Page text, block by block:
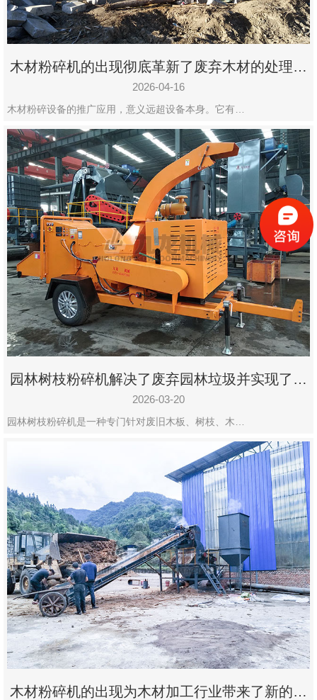
木材粉碎机的出现彻底革新了废弃木材的处理模
式
2026-04-16
木材粉碎设备的推广应用，意义远超设备本身。它有…
园林树枝粉碎机解决了废弃园林垃圾并实现了再
利用
2026-03-20
园林树枝粉碎机是一种专门针对废旧木板、树枝、木…
木材粉碎机的出现为木材加工行业带来了新的变